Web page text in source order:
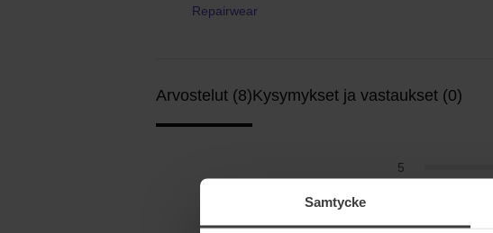
Samtycke
Repairwear
Arvostelut (8)Kysymykset ja vastaukset (0)
5
3